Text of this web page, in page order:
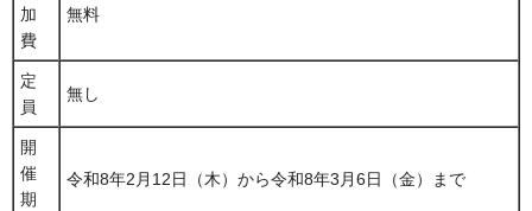
加
費
無料
定
員
無し
開
催
期
令和8年2月12日（木）から令和8年3月6日（金）まで